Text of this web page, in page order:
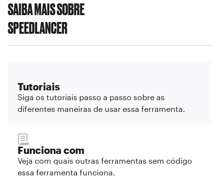
SAIBA MAIS SOBRE
SPEEDLANCER
Tutoriais
Siga os tutoriais passo a passo sobre as
diferentes maneiras de usar essa ferramenta.
Funciona com
Veja com quais outras ferramentas sem código
essa ferramenta funciona.